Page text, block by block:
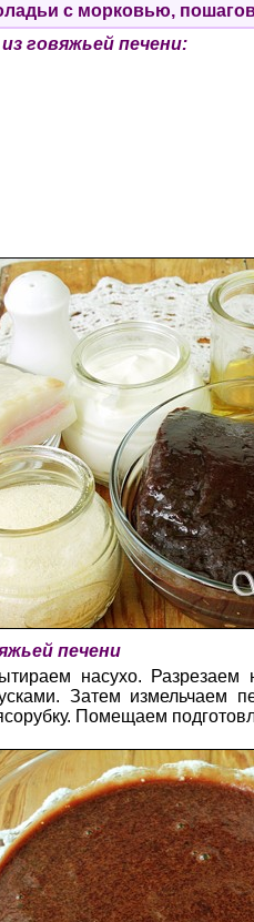
с морковью,
говяжьей печени:
печени
насухо. Разрезаем
Затем
Помещаем